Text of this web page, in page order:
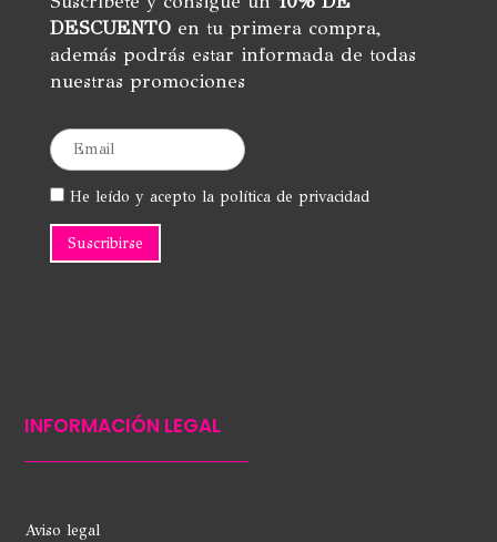
DESCUENTOen tu primera compra,
además podrás estar informada de todas
nuestras promociones
He leído y acepto la política de privacidad
INFORMACIÓN LEGAL
Aviso legal